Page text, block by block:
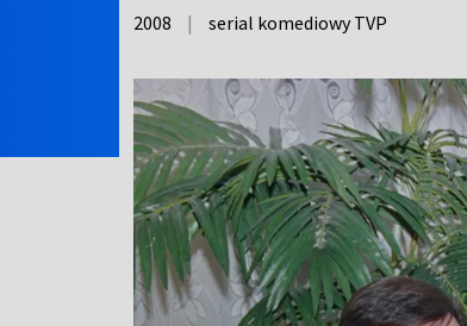
2008 | serial komediowy TVP